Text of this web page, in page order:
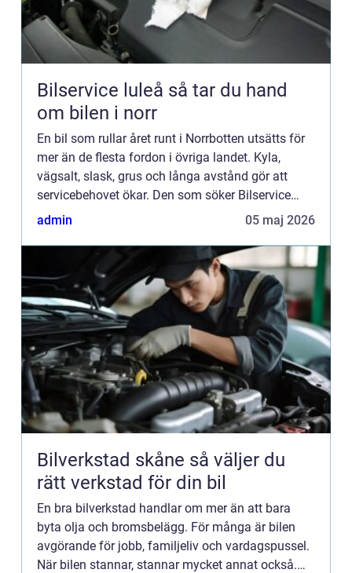
Bilservice luleå så tar du hand
om bilen i norr
En bil som rullar året runt i Norrbotten utsätts för
mer än de flesta fordon i övriga landet. Kyla,
vägsalt, slask, grus och långa avstånd gör att
servicebehovet ökar. Den som söker Bilservice
Luleå letar därför ofta efter mer än en enkel
admin 05 maj 2026
Bilverkstad skåne så väljer du
rätt verkstad för din bil
En bra bilverkstad handlar om mer än att bara
byta olja och bromsbelägg. För många är bilen
avgörande för jobb, familjeliv och vardagspussel.
När bilen stannar, stannar mycket annat också.